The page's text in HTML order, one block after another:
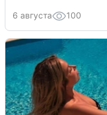
6 августа 100